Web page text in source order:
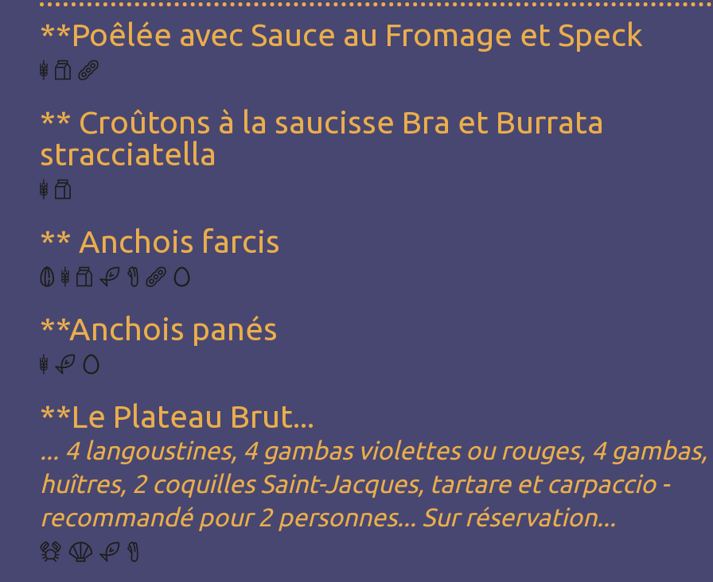
**Poêlée avec Sauce au Fromage et Speck
** Croûtons à la saucisse Bra et Burrata
stracciatella
** Anchois farcis
**Anchois panés
**Le Plateau Brut...
... 4 langoustines, 4 gambas violettes ou rouges, 4 gambas,
huîtres, 2 coquilles Saint-Jacques, tartare et carpaccio -
recommandé pour 2 personnes... Sur réservation...